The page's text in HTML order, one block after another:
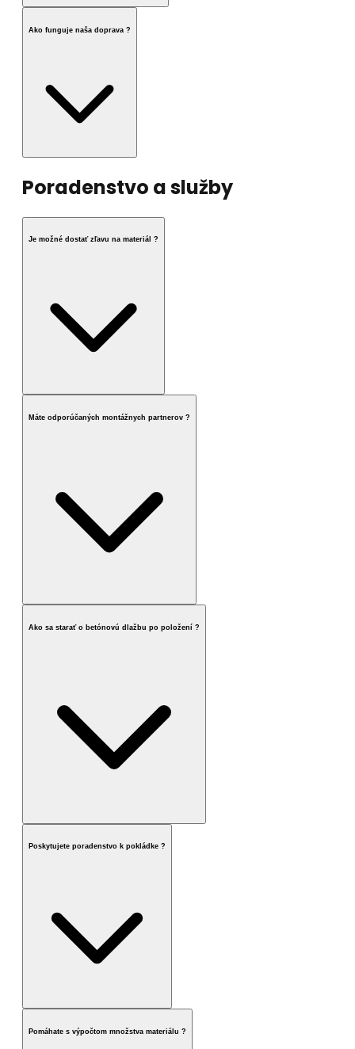
Ako funguje naša doprava ?
Poradenstvo a služby
Je možné dostať zľavu na materiál ?
Máte odporúčaných montážnych partnerov ?
Ako sa starať o betónovú dlažbu po položení ?
Poskytujete poradenstvo k pokládke ?
Pomáhate s výpočtom množstva materiálu ?